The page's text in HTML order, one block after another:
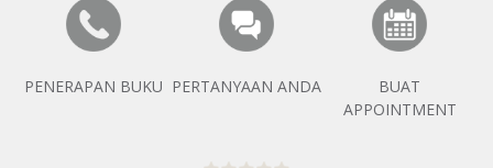
PENERAPAN BUKU PERTANYAAN ANDA
BUAT
APPOINTMENT